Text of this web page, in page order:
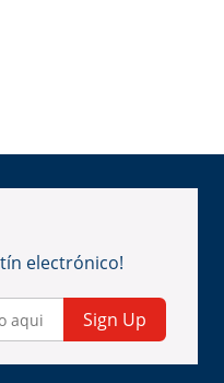
electrónico!
Sign Up